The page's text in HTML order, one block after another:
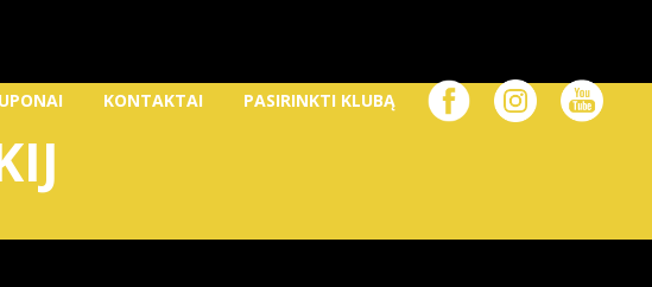
KONTAKTAI PASIRINKTI KLUBĄ